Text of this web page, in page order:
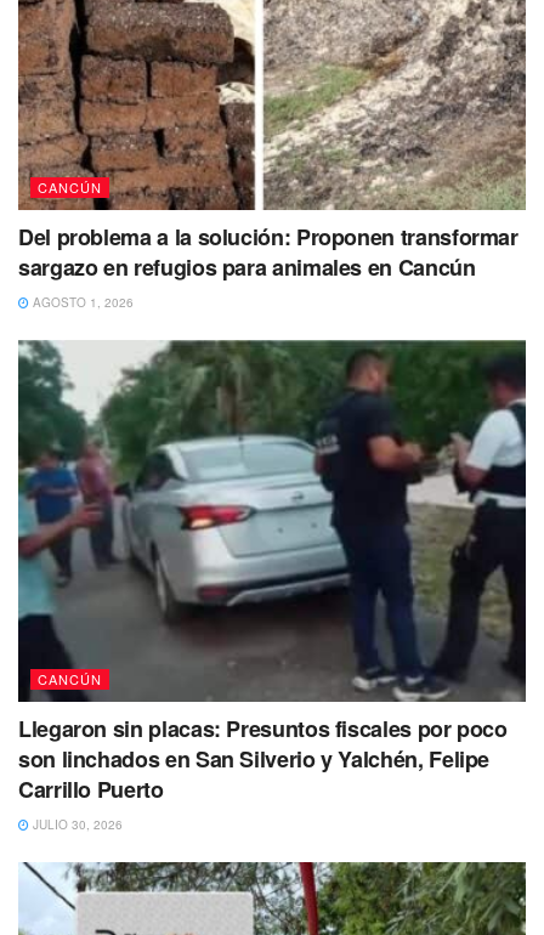
por nacimiento la cual señala se adquiere también para
“los que nazcan a bordo de embarcaciones o
aeronaves mexicanas, sean de guerra o mercantes”.
#Cancun
𝐄𝐥 𝐚𝐯𝐢ó𝐧 𝐩𝐫𝐨𝐜𝐞𝐝𝐞𝐧𝐭𝐞 𝐝𝐞 𝐍𝐢𝐜𝐚𝐫𝐚𝐠𝐮𝐚 𝐬𝐞
𝐝𝐢𝐫𝐢𝐠í𝐚 𝐚 𝐌𝐢𝐚𝐦𝐢 𝐲 𝐬𝐞 𝐝𝐞𝐬𝐯𝐢ó 𝐚 𝐂𝐚𝐧𝐜ú𝐧 𝐚𝐧𝐭𝐞 𝐥𝐚
𝐞𝐦𝐞𝐫𝐠𝐞𝐧𝐜𝐢𝐚
#Comenta#Comparte
#Entérate https://t.co/Sny7xFJCCk
pic.twitter.com/gqzu72FW7e
2023
En tanto, los artículos 17 y 21 de la Convención
Internacional sobre Aviación Civil de 1944, los aviones
cuentan con la nacionalidad del país en el que hayan sido
registrados.
CANCÚN
Del problema a la solución: Proponen transformar
sargazo en refugios para animales en Cancún
AGOSTO 1, 2026
CANCÚN
Llegaron sin placas: Presuntos fiscales por poco
son linchados en San Silverio y Yalchén, Felipe
Carrillo Puerto
JULIO 30, 2026